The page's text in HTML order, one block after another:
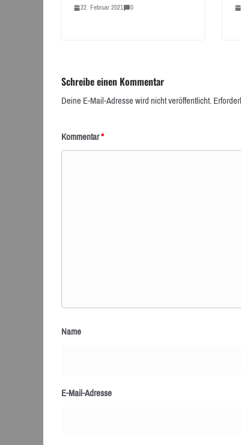
22. Februar 2021 0
Schreibe einen Kommentar
Deine E-Mail-Adresse wird nicht veröffentlicht.
Kommentar*
Name
E-Mail-Adresse